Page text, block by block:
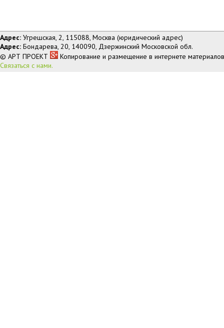
Адрес: Угрешская, 2, 115088, Москва (юридический адрес)
Адрес: Бондарева, 20, 140090, Дзержинский Московской обл.
© АРТ ПРОЕКТ
Копирование и размещение в интернете
Связаться с нами.